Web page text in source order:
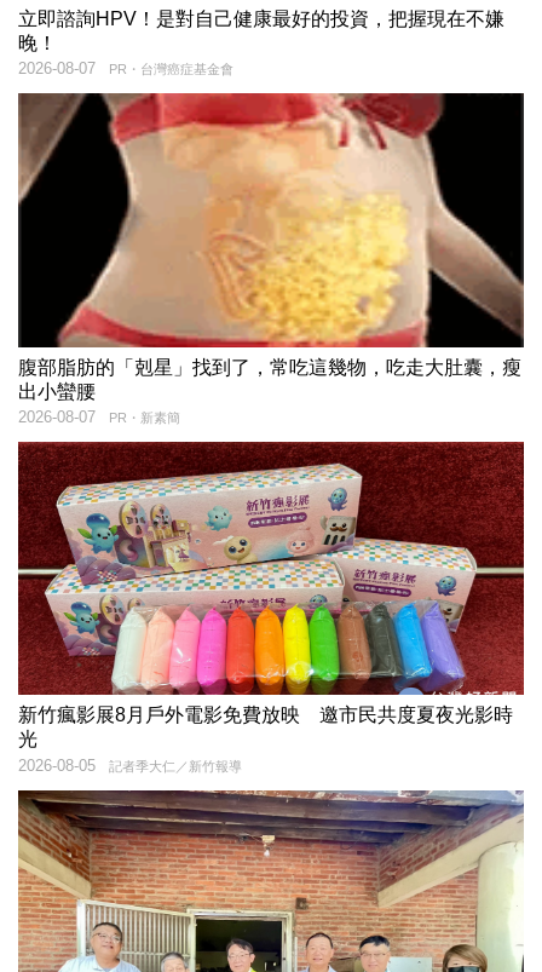
立即諮詢HPV！是對自己健康最好的投資，把握現在不嫌
晚！
PR・台灣癌症基金會
2026-08-07
腹部脂肪的「剋星」找到了，常吃這幾物，吃走大肚囊，瘦
出小蠻腰
PR・新素簡
2026-08-07
新竹瘋影展8月戶外電影免費放映 邀市民共度夏夜光影時
光
記者季大仁／新竹報導
2026-08-05